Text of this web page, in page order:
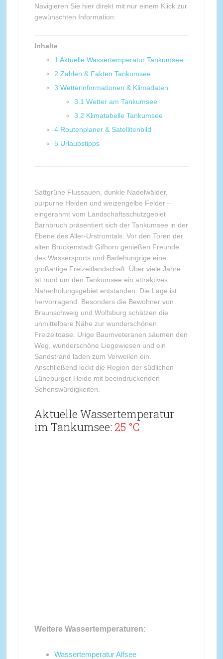
Navigieren Sie hier direkt mit nur einem Klick zur
gewünschten Information:
Inhalte
1 Aktuelle Wassertemperatur Tankumsee
2 Zahlen & Fakten Tankumsee
3 Wetterinformationen & Klimadaten
3.1 Wetter am Tankumsee
3.2 Klimatabelle Tankumsee
4 Routenplaner & Satellitenbild
5 Urlaubstipps
Sattgrüne Flussauen, dunkle Nadelwälder,
purpurne Heiden und weizengelbe Felder –
eingerahmt vom Landschaftsschutzgebiet
Barnbruch präsentiert sich der Tankumsee in der
Ebene des Aller-Urstromtals. Vor den Toren der
alten Brückenstadt Gifhorn genießen Freunde
des Wassersports und Badehungrige eine
großartige Freizeitlandschaft. Über viele Jahre
ist rund um den Tankumsee ein attraktives
Naherholungsgebiet entstanden. Die Lage ist
hervorragend. Besonders die Bewohner von
Braunschweig und Wolfsburg schätzen die
unmittelbare Nähe zur wunderschönen
Freizeitoase. Urige Baumveteranen säumen den
Weg, wunderschöne Liegewiesen und ein
Sandstrand laden zum Verweilen ein.
Anschließend lockt die Region der südlichen
Lüneburger Heide mit beeindruckenden
Sehenswürdigkeiten.
Aktuelle Wassertemperatur
im Tankumsee: 25 °C
Weitere Wassertemperaturen:
Wassertemperatur Alfsee